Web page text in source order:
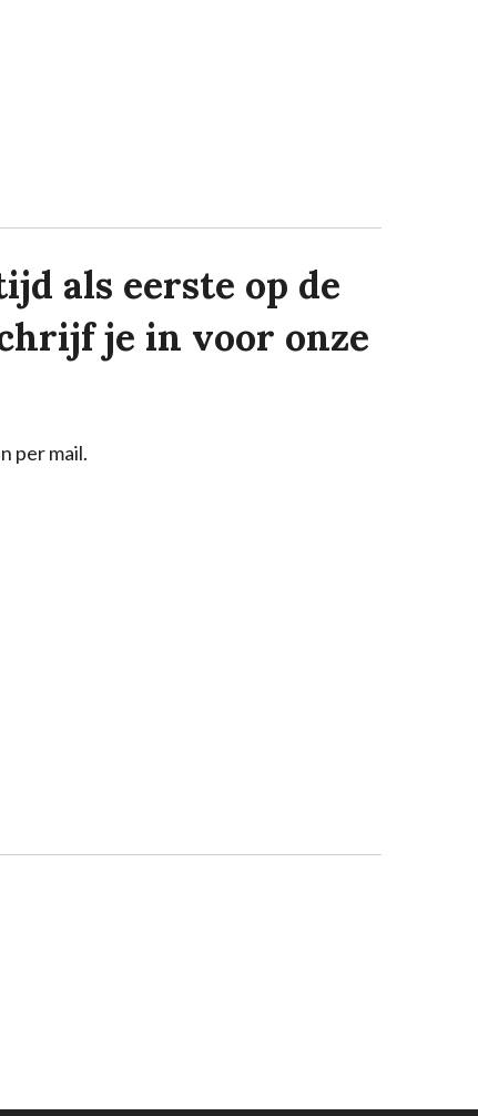
als eerste op de
je in voor onze
per mail.